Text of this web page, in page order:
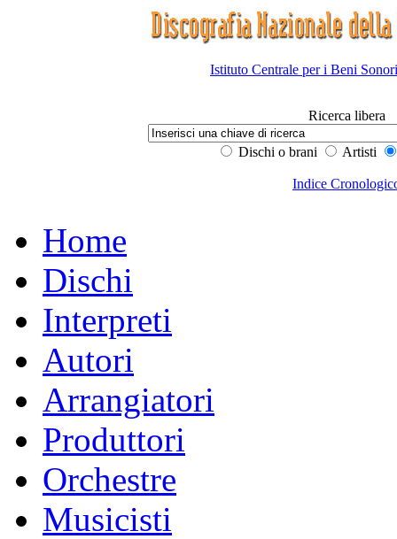
Istituto Centrale per i Beni
Ricerca libera
Dischi o brani Artisti
Indice
Home
Dischi
Interpreti
Autori
Arrangiatori
Produttori
Orchestre
Musicisti